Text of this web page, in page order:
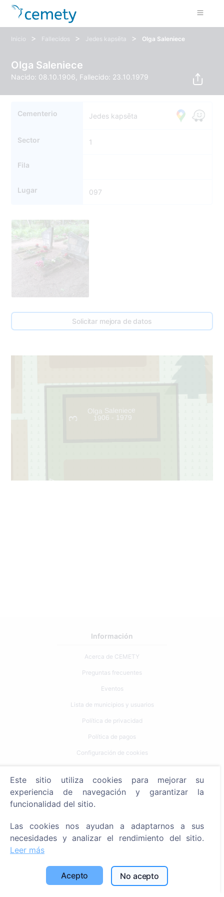
Inicio > Fallecidos > Jedes kapsēta > Olga Saleniece
Olga Saleniece
Nacido: 08.10.1906, Fallecido: 23.10.1979
Cementerio Jedes kapsēta
Sector 1
Fila
Lugar 097
Solicitar mejora de datos
97
3
Olga Saleniece
1906 - 1979
Información
Acerca de CEMETY
Preguntas frecuentes
Eventos
Lista de municipios y usuarios
Política de privacidad
Política de pagos
Configuración de cookies
Buscar fallecidos
Servicios
SIA "CEMETY", LV40103618951
Este sitio utiliza cookies para mejorar su
experiencia de navegación y garantizar la
funcionalidad del sitio.
Las cookies nos ayudan a adaptarnos a sus
necesidades y analizar el rendimiento del sitio.
Leer más
Acepto No acepto